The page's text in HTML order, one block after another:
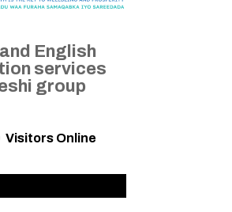
English
services
group
Visitors Online